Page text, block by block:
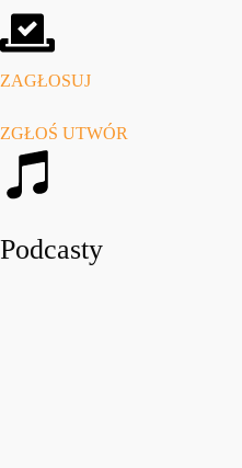
ZAGŁOSUJ
ZGŁOŚ UTWÓR
Podcasty